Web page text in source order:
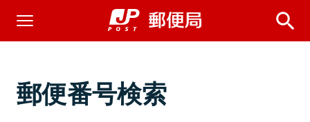
郵便番号検索